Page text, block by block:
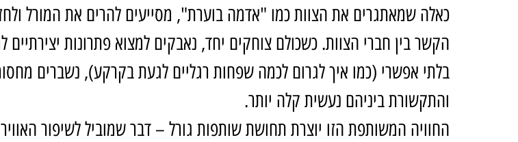
כאלה שמאתגרים את הצוות כמו "אדמה בוערת", מסייעים להרים את המורל
הקשר בין חברי הצוות. כשכולם צוחקים יחד, נאבקים למצוא פתרונות יצירתיים
בלתי אפשרי (כמו איך לגרום לכמה שפחות רגליים לגעת בקרקע), נשברים
והתקשורת ביניהם נעשית קלה יותר.
החוויה המשותפת הזו יוצרת תחושת שותפות גורל – דבר שמוביל לשיפור